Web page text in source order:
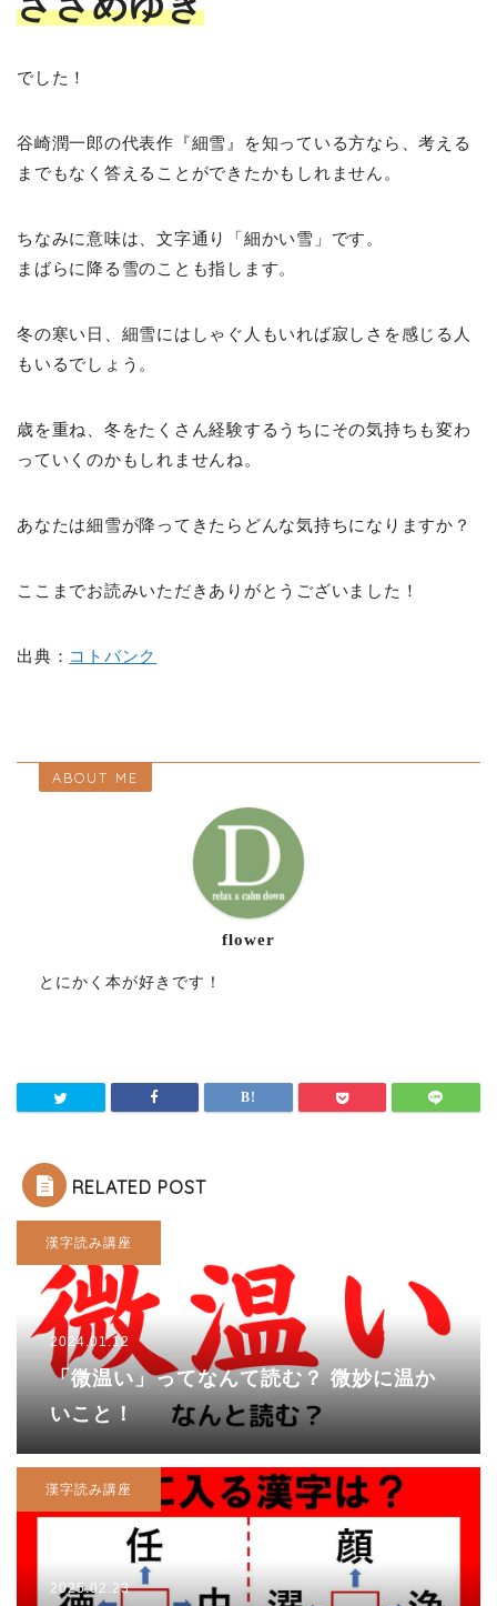
でした！
谷崎潤一郎の代表作『細雪』を知っている方なら、考える
までもなく答えることができたかもしれません。
ちなみに意味は、文字通り「細かい雪」です。
まばらに降る雪のことも指します。
冬の寒い日、細雪にはしゃぐ人もいれば寂しさを感じる人
もいるでしょう。
歳を重ね、冬をたくさん経験するうちにその気持ちも変わ
っていくのかもしれませんね。
あなたは細雪が降ってきたらどんな気持ちになりますか？
ここまでお読みいただきありがとうございました！
出典： コトバンク
ABOUT ME
flower
とにかく本が好きです！
RELATED POST
漢字読み講座
2024.01.12
「微温い」ってなんて読む？ 微妙に温か
いこと！
漢字読み講座
2025.02.23